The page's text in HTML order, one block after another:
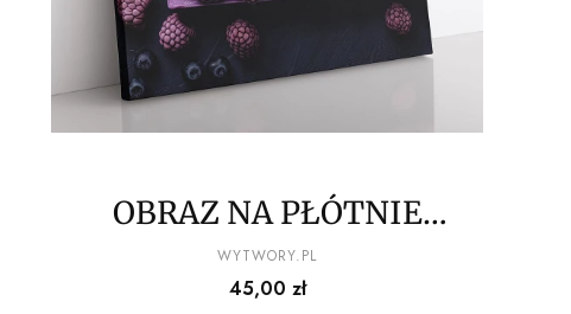
OBRAZ NA PŁÓTNIE
owocowy przysmak wz1
PRODUCENT
WYTWORY.PL
Cena
45,00 zł